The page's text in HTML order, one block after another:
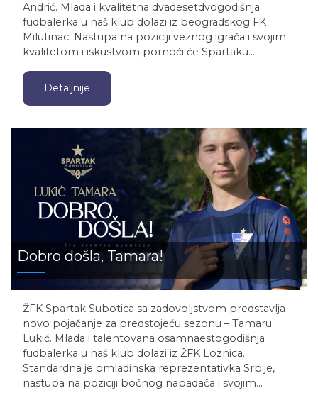
Andrić. Mlada i kvalitetna dvadesetdvogodišnja
fudbalerka u naš klub dolazi iz beogradskog FK
Milutinac. Nastupa na poziciji veznog igrača i svojim
kvalitetom i iskustvom pomoći će Spartaku…
Detaljnije
Dobro došla, Tamara!
ŽFK Spartak Subotica sa zadovoljstvom predstavlja
novo pojačanje za predstojeću sezonu – Tamaru
Lukić. Mlada i talentovana osamnaestogodišnja
fudbalerka u naš klub dolazi iz ŽFK Loznica.
Standardna je omladinska reprezentativka Srbije,
nastupa na poziciji bočnog napadača i svojim…